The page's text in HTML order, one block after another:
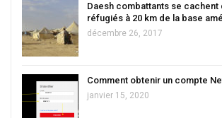
Daesh combattants se cachent
réfugiés à 20 km de la base
décembre 26, 2017
Comment obtenir un compte
janvier 15, 2020